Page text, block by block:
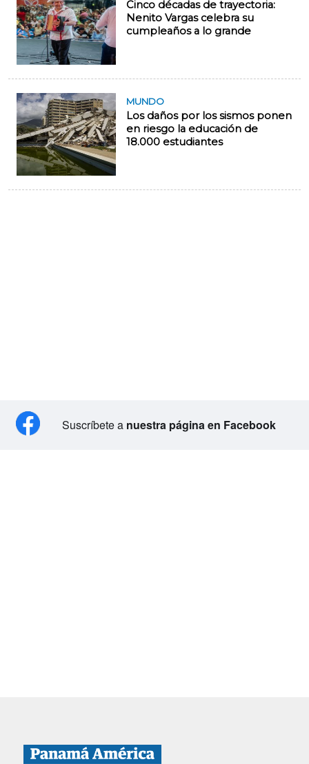
Cinco décadas de trayectoria:
Nenito Vargas celebra su
cumpleaños a lo grande
MUNDO
Los daños por los sismos ponen
en riesgo la educación de
18.000 estudiantes
Suscríbete a nuestra página en Facebook